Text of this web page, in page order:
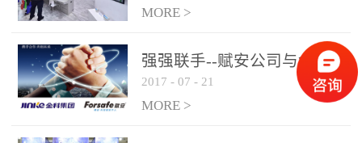
亡。图像型火灾探测器正
是针对这种高大空间建筑
物的消防设施、设备通过
现场图像的实时获取、预
处理和特征提取分析，实
现火焰的跟踪和识别。能
满落幕
MORE >
强强联手--赋安公司与金科
集团达成战略合作协议
2017 - 07 - 21
MORE >